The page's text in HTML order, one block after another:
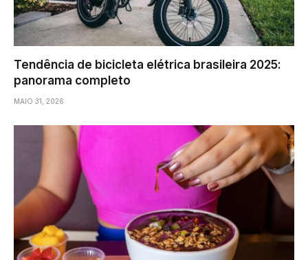
Tendência de bicicleta elétrica brasileira 2025:
panorama completo
MAIO 31, 2026